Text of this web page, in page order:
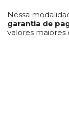
Nessa
garantia de
valores maiores